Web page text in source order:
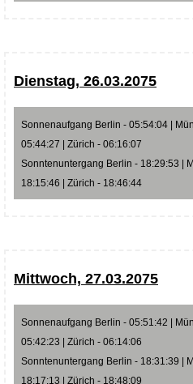
Dienstag, 26.03.2075
Sonnenaufgang Berlin - 05:54:04 |
05:44:27 | Zürich - 06:16:07
Sonntenuntergang Berlin - 18:29:53 |
18:15:46 | Zürich - 18:46:44
Mittwoch, 27.03.2075
Sonnenaufgang Berlin - 05:51:42 |
05:42:23 | Zürich - 06:14:06
Sonntenuntergang Berlin - 18:31:39 |
18:17:13 | Zürich - 18:48:09